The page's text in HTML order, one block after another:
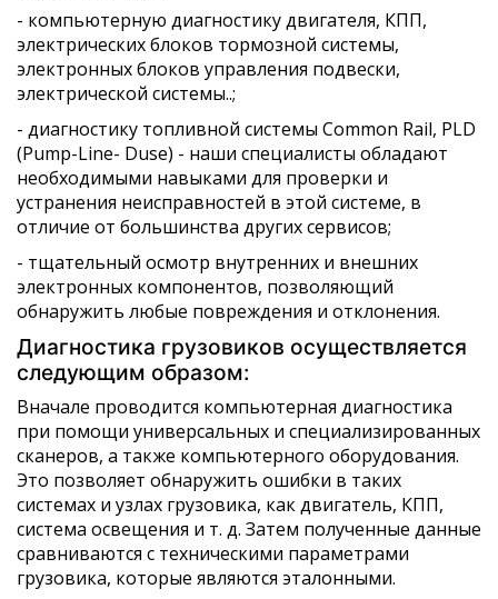
- компьютерную диагностику двигателя, КПП,
электрических блоков тормозной системы,
электронных блоков управления подвески,
электрической системы..;
- диагностику топливной системы Common Rail, PLD
(Pump-Line- Duse) - наши специалисты обладают
необходимыми навыками для проверки и
устранения неисправностей в этой системе, в
отличие от большинства других сервисов;
- тщательный осмотр внутренних и внешних
электронных компонентов, позволяющий
обнаружить любые повреждения и отклонения.
Диагностика грузовиков осуществляется
следующим образом:
Вначале проводится компьютерная диагностика
при помощи универсальных и специализированных
сканеров, а также компьютерного оборудования.
Это позволяет обнаружить ошибки в таких
системах и узлах грузовика, как двигатель, КПП,
система освещения и т. д. Затем полученные данные
сравниваются с техническими параметрами
грузовика, которые являются эталонными.